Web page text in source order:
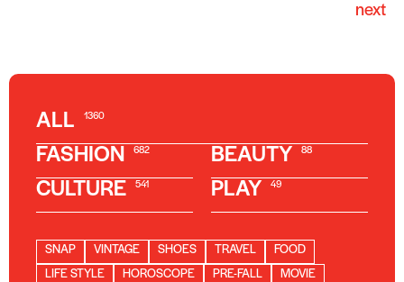
next
ALL 1360
FASHION 682 BEAUTY 88
CULTURE 541 PLAY 49
SNAP VINTAGE SHOES TRAVEL
FOOD
LIFE STYLE
HOROSCOPE PRE-FALL
MOVIE